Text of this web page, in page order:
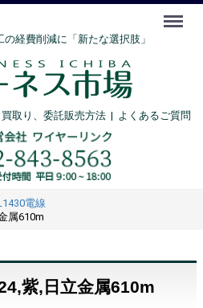
経費削減に「新たな選択肢」
買取り、委託販売方法 | よくあるご質問
Menu
電線
属610m
紫,日立金属610m